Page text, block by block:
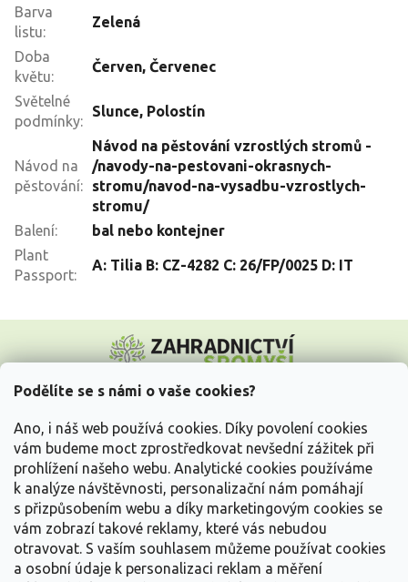
Podělíte se s námi o vaše cookies?
Ano, i náš web používá cookies. Díky povolení cookies
vám budeme moct zprostředkovat nevšední zážitek při
prohlížení našeho webu. Analytické cookies používáme
k analýze návštěvnosti, personalizační nám pomáhají
s přizpůsobením webu a díky marketingovým cookies se
vám zobrazí takové reklamy, které vás nebudou
otravovat. S vaším souhlasem můžeme používat cookies
a osobní údaje k personalizaci reklam a měření
Barva
listu:
Zelená
Doba
květu:
Červen, Červenec
Světelné
podmínky:
Slunce, Polostín
Návod na
pěstování:
Návod na pěstování vzrostlých stromů -
/navody-na-pestovani-okrasnych-
stromu/navod-na-vysadbu-vzrostlych-
stromu/
Balení:
bal nebo kontejner
Plant
Passport:
A: Tilia B: CZ-4282 C: 26/FP/0025 D: IT
p
Vše o nákupu
Informace pro Vás
Kontakujte nás